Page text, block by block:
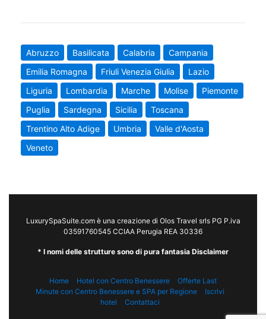
Abruzzo Basilicata Calabria
Campania
Emilia Romagna
Friuli Venezia Giulia
Lazio
Liguria
Lombardia Marche Molise
Piemonte
Puglia
Sardegna Sicilia
Toscana
Trentino Alto Adige
Umbria
Valle d'Aosta
Veneto
LuxurySpaSuite.com è una creazione di Olos Travel srls PG P.iva
03591760545 CCIAA Perugia REA 30336
* I nomi delle strutture sono di pura fantasia Disclaimer
Home Hotel con Centro Benessere
Offerte Last
Minute con Centro Benessere e SPA per Regione
Iscrivi
hotel
Contattaci